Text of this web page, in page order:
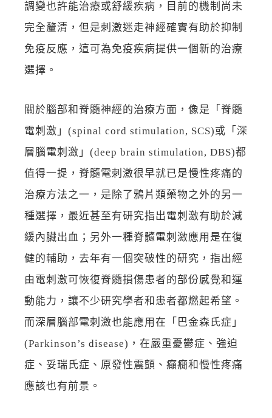
調變也許能治療或舒緩疾病，目前的機制尚未
完全釐清，但是刺激迷走神經確實有助於抑制
免疫反應，這可為免疫疾病提供一個新的治療
選擇。
關於腦部和脊髓神經的治療方面，像是「脊髓
電刺激」(spinal cord stimulation, SCS)或「深
層腦電刺激」(deep brain stimulation, DBS)都
值得一提，脊髓電刺激很早就已是慢性疼痛的
治療方法之一，是除了鴉片類藥物之外的另一
種選擇，最近甚至有研究指出電刺激有助於減
緩內臟出血；另外一種脊髓電刺激應用是在復
健的輔助，去年有一個突破性的研究，指出經
由電刺激可恢復脊髓損傷患者的部份感覺和運
動能力，讓不少研究學者和患者都燃起希望。
而深層腦部電刺激也能應用在「巴金森氏症」
(Parkinson’s disease)，在嚴重憂鬱症、強迫
症、妥瑞氏症、原發性震顫、癲癇和慢性疼痛
應該也有前景。